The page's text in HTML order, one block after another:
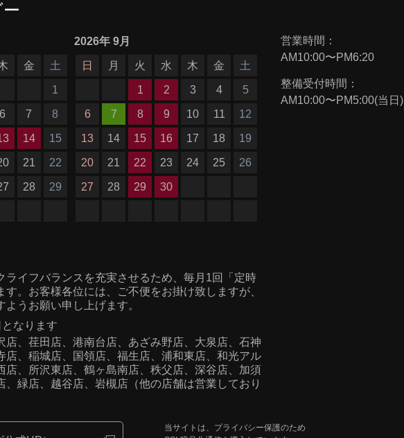
金
土
1
6 7
8
14
15
21
22
28
29
2026年9月
日
月 火 水 木 金
土
1
2 3 4
5
6
7 8 9 10 11
12
13
14 15 16 17 18
19
20
21 22 23 24 25
26
27
28 29 30
ライフバランスを充実させるため、毎月1回「定時
。お客様各位には、ご不便をお掛け致しますが、
うお願い申し上げます。
なります
店、荏田店、港南台店、あざみ野店、大泉店、石神
、稲城店、国領店、福生店、浦和東店、 和光アル
店、所沢東店、鶴ヶ島南店、秩父店、深谷店、加須
、緑店、越谷店、岩槻店（他の店舗は営業しており
営業時間：
AM10:00〜PM6:20
整備受付時間：
AM10:00〜PM5:00(当日)
当サイトは、プライバシー保護のため